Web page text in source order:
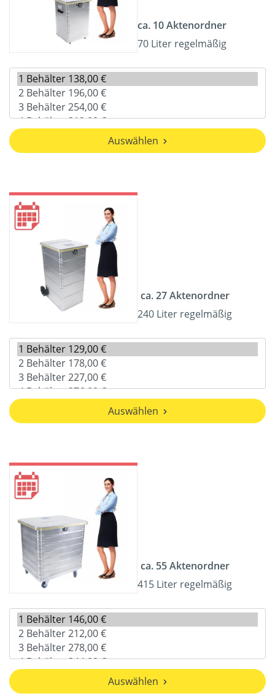
ca. 10 Aktenordner
70 Liter regelmäßig
Auswählen
ca. 27 Aktenordner
240 Liter regelmäßig
Auswählen
ca. 55 Aktenordner
415 Liter regelmäßig
Auswählen